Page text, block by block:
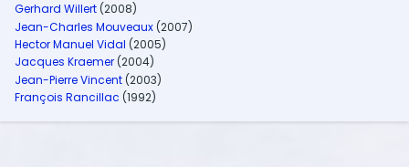
Gerhard Willert (2008)
Jean-Charles Mouveaux (2007)
Hector Manuel Vidal (2005)
Jacques Kraemer (2004)
Jean-Pierre Vincent (2003)
François Rancillac (1992)